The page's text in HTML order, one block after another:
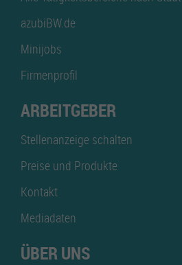
azubiBW.de
Minijobs
Firmenprofil
ARBEITGEBER
Stellenanzeige schalten
Preise und Produkte
Kontakt
Mediadaten
ÜBER UNS